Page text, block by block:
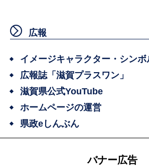
広報
イメージキャラクター・シン
広報誌「滋賀プラスワン」
滋賀県公式YouTube
ホームページの運営
県政eしんぶん
バナー広告